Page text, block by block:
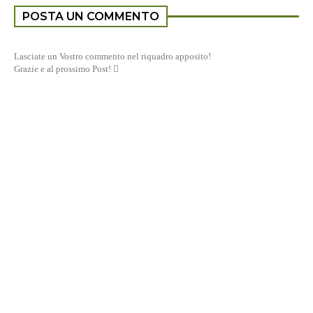
POSTA UN COMMENTO
Lasciate un Vostro commento nel riquadro apposito!
Grazie e al prossimo Post! 